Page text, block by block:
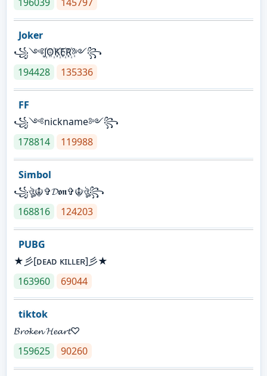
Joker
꧁༺J꙰O꙰K꙰E꙰R꙰༻꧂
194428
135336
FF
꧁༺nickname༻꧂
178814
119988
Simbol
꧁ঔৣ☬✞𝓓𝖔𝖓✞☬ঔৣ꧂
168816
124203
PUBG
★彡[ᴅᴇᴀᴅ ᴋɪʟʟᴇʀ]彡★
163960
69044
tiktok
𝓑𝓻𝓸𝓴𝓮𝓷 𝓗𝓮𝓪𝓻𝓽♡
159625
90260